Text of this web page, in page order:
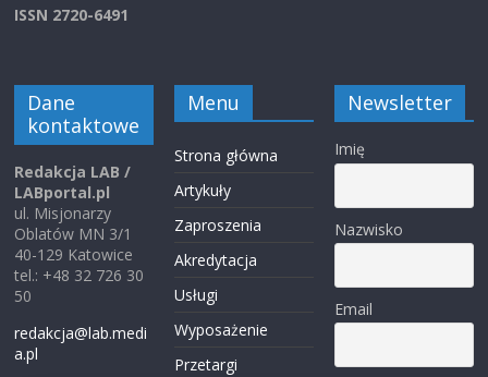
ISSN 2720-6491
Dane
kontaktowe
Redakcja LAB /
LABportal.pl
ul. Misjonarzy
Oblatów MN 3/1
40-129 Katowice
tel.: +48 32 726 30
50
redakcja@lab.medi
a.pl
Menu
Strona główna
Artykuły
Zaproszenia
Akredytacja
Usługi
Wyposażenie
Przetargi
Newsletter
Imię
Nazwisko
Email